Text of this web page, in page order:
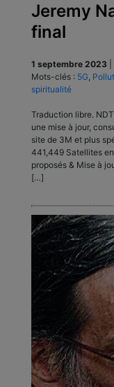
Jeremy
final
1 septembre 2023
Mots-clés : 5G,
spiritualité
Traduction libre.
une mise à jour,
site de 3M et plus
441,449 Satellites
proposés & Mise à
[…]